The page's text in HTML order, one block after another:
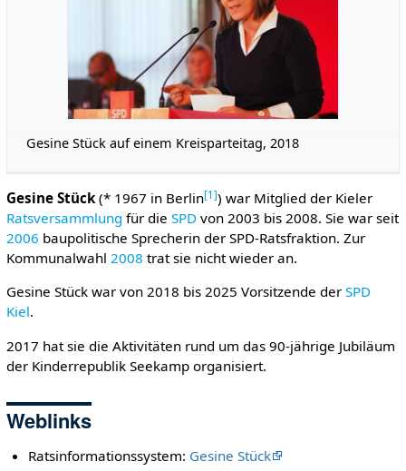
Gesine Stück auf einem Kreisparteitag, 2018
Gesine Stück(* 1967 in Berlin[1 ]) war Mitglied der Kieler
Ratsversammlung für die SPDvon 2003 bis 2008. Sie war seit
2006 baupolitische Sprecherin der SPD-Ratsfraktion. Zur
Kommunalwahl 2008 trat sie nicht wieder an.
Gesine Stück war von 2018 bis 2025 Vorsitzende der SPD
Kiel.
2017 hat sie die Aktivitäten rund um das 90-jährige Jubiläum
der Kinderrepublik Seekamp organisiert.
Weblinks
Ratsinformationssystem: Gesine Stück